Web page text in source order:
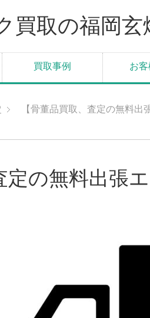
買取の福岡玄
買取事例 お
【骨董品買取、査定の無料出
定の無料出張エ